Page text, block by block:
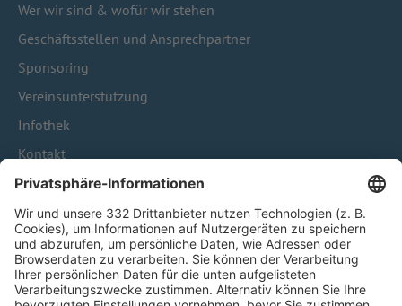
Wer wir sind & wofür wir stehen
Geschäftsstellen und Ansprechpartner
Sponsoring
Vereinsunterstützung
Infothek
Kontakt
HÄUFIG BESUCHTE SEITEN
Pässe und Vereinswechsel
Trainerausbildung
Schulungsangebot Vereinsmitarbeiter